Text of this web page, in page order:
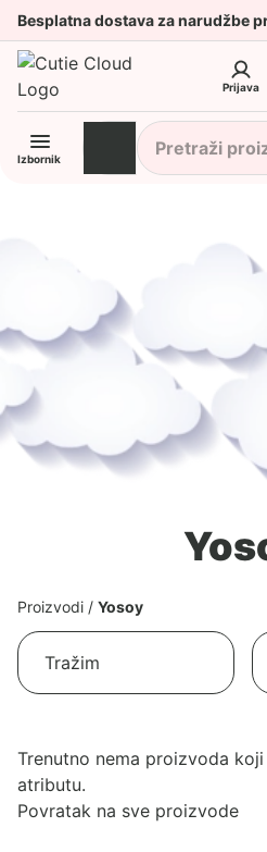
Besplatna dostava za narudžbe
Prijava
Izbornik
Proizvodi / Yosoy
Trenutno nema proizvoda
atributu.
Povratak na sve proizvode